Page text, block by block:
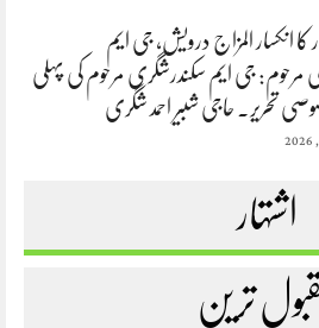
کا انکسار المزاج درویش، جی ایم
مرحوم: جی ایم سکندرشگری مرحوم کی پہلی
تحریر. حاجی شبیر احمد شگری
اشتہار
ترین